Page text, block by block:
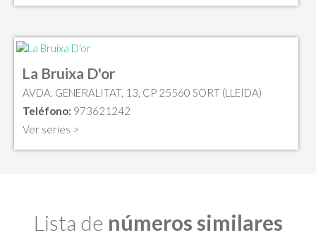
La Bruixa D'or
AVDA. GENERALITAT, 13, CP 25560 SORT (LLEIDA)
Teléfono: 973621242
Ver series >
Lista de números similares